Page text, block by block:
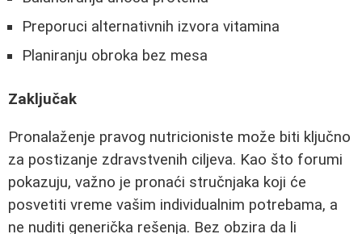
Preporuci alternativnih izvora vitamina
Planiranju obroka bez mesa
Zaključak
Pronalaženje pravog nutricioniste može biti ključno
za postizanje zdravstvenih ciljeva. Kao što forumi
pokazuju, važno je pronaći stručnjaka koji će
posvetiti vreme vašim individualnim potrebama, a
ne nuditi generička rešenja. Bez obzira da li